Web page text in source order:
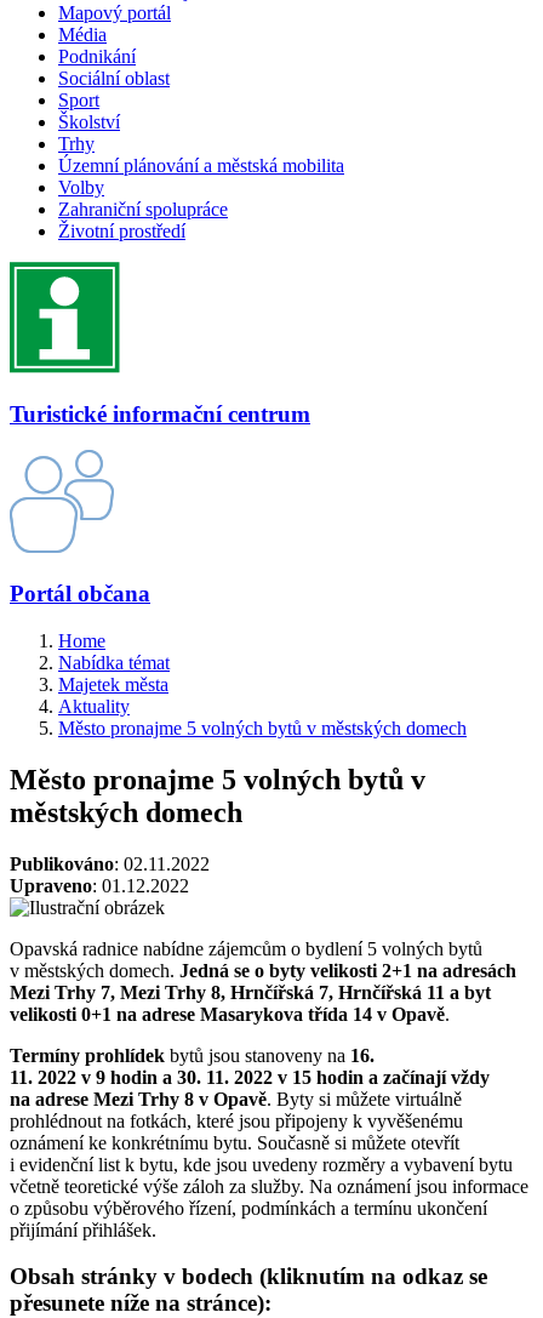
Mapový portál
Média
Podnikání
Sociální oblast
Sport
Školství
Trhy
Územní plánování a městská mobilita
Volby
Zahraniční spolupráce
Životní prostředí
Turistické informační centrum
Portál občana
Home
Nabídka témat
Majetek města
Aktuality
Město pronajme 5 volných bytů v městských domech
Město pronajme 5 volných bytů v
městských domech
Publikováno: 02.11.2022
Upraveno: 01.12.2022
Opavská radnice nabídne zájemcům o bydlení 5 volných bytů
v městských domech. Jedná se o byty velikosti 2+1 na adresách
Mezi Trhy 7, Mezi Trhy 8, Hrnčířská 7, Hrnčířská 11 a byt
velikosti 0+1 na adrese Masarykova třída 14 v Opavě.
Termíny prohlídek bytů jsou stanoveny na 16.
11. 2022 v 9 hodin a 30. 11. 2022 v 15 hodin a začínají vždy
na adrese Mezi Trhy 8 v Opavě. Byty si můžete virtuálně
prohlédnout na fotkách, které jsou připojeny k vyvěšenému
oznámení ke konkrétnímu bytu. Současně si můžete otevřít
i evidenční list k bytu, kde jsou uvedeny rozměry a vybavení bytu
včetně teoretické výše záloh za služby. Na oznámení jsou informace
o způsobu výběrového řízení, podmínkách a termínu ukončení
přijímání přihlášek.
Obsah stránky v bodech (kliknutím na odkaz se
přesunete níže na stránce):